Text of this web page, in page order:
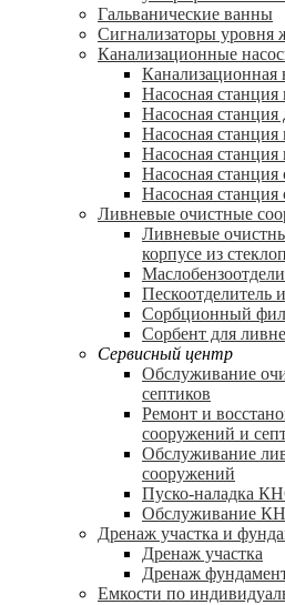
Гальванические ванны
Сигнализаторы уровня
Канализационные
Канализационная
Насосная станция
Насосная
Насосная станция
Насосная
Насосная
Насосная станция
Ливневые очистные
Ливневые
корпусе из
Пескоотделитель
Сорбционный
Сорбент для
Сервисный центр
Обслуживание
септиков
Ремонт и
сооружений и
Обслуживание
сооружений
Пуско-наладка
Обслуживание
Дренаж участка и
Дренаж участка
Дренаж
Емкости по